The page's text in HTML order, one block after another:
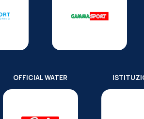
OFFICIAL WATER